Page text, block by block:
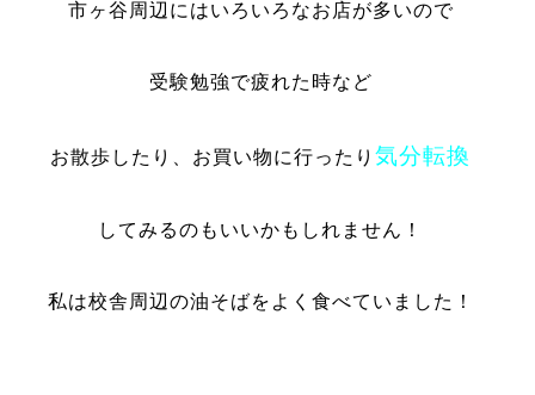
市ヶ谷周辺にはいろいろなお店が多いので
受験勉強で疲れた時など
お散歩したり、お買い物に行ったり気分転換
してみるのもいいかもしれません！
私は校舎周辺の油そばをよく食べていました！